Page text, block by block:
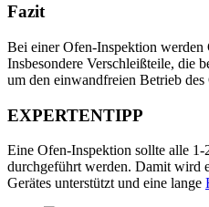
Fazit
Bei einer Ofen-Inspektion werden
Insbesondere Verschleißteile, die
um den einwandfreien Betrieb
EXPERTENTIPP
Eine Ofen-Inspektion sollte alle 1-
durchgeführt werden. Damit wird
Gerätes unterstützt und eine lange